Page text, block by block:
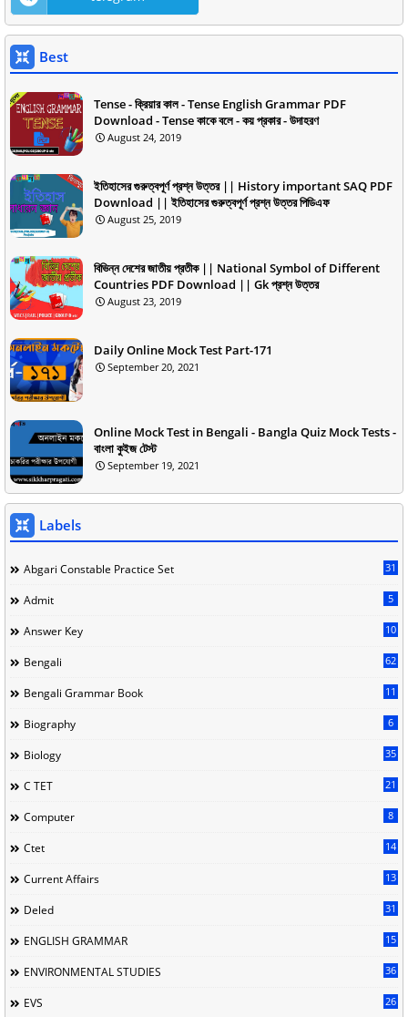
Best
Tense - ক্রিয়ার কাল - Tense English Grammar PDF
Download - Tense কাকে বলে - কয় প্রকার - উদাহরণ
August 24, 2019
ইতিহাসের গুরুত্বপূর্ণ প্রশ্ন উত্তর || History important SAQ PDF
Download || ইতিহাসের গুরুত্বপূর্ণ প্রশ্ন উত্তর পিডিএফ
August 25, 2019
বিভিন্ন দেশের জাতীয় প্রতীক || National Symbol of Different
Countries PDF Download || Gk প্রশ্ন উত্তর
August 23, 2019
Daily Online Mock Test Part-171
September 20, 2021
Online Mock Test in Bengali - Bangla Quiz Mock Tests -
বাংলা কুইজ টেস্ট
September 19, 2021
Labels
Abgari Constable Practice Set 31
Admit 5
Answer Key 10
Bengali 62
Bengali Grammar Book 11
Biography 6
Biology 35
C TET 21
Computer 8
Ctet 14
Current Affairs 13
Deled 31
ENGLISH GRAMMAR 15
ENVIRONMENTAL STUDIES 36
EVS 26